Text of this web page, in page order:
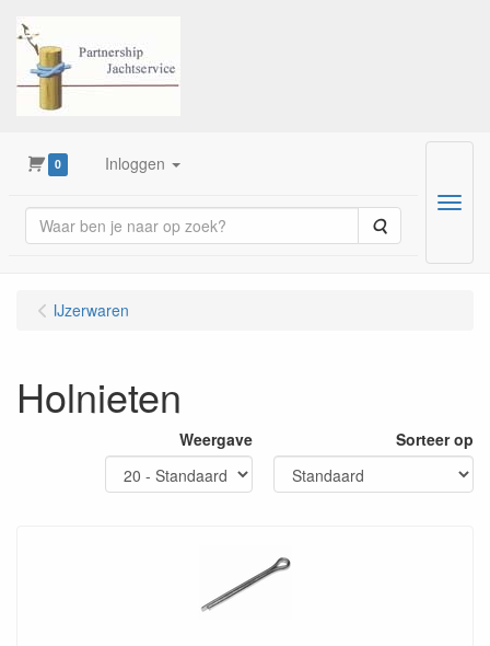
0 Inloggen
Zoeken
Menu
IJzerwaren
Holnieten
Weergave Sorteer op